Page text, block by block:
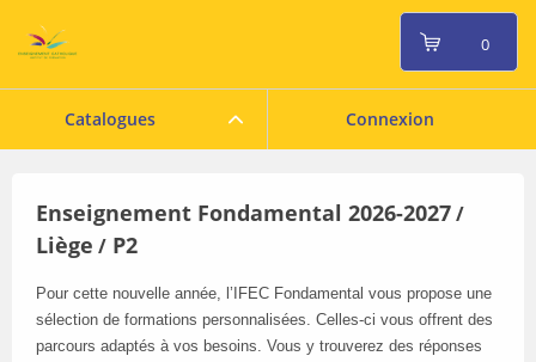
Catalogues Connexion
0
Enseignement Fondamental 2026-2027/
Liège / P2
Pour cette nouvelle année, l’IFEC Fondamental vous propose une
sélection de formations personnalisées. Celles-ci vous offrent des
parcours adaptés à vos besoins. Vous y trouverez des réponses